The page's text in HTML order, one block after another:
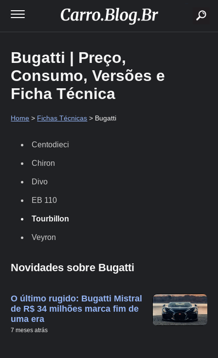
Bugatti | Preço,
Consumo, Versões e
Ficha Técnica
Home > Fichas Técnicas > Bugatti
Centodieci
Chiron
Divo
EB 110
Tourbillon
Veyron
Novidades sobre Bugatti
O último rugido: Bugatti Mistral
de R$ 34 milhões marca fim de
uma era
7 meses atrás